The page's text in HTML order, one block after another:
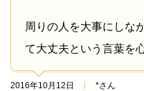
周りの人を大事にしな
て大丈夫という言葉を
2016年10月12日 *さん